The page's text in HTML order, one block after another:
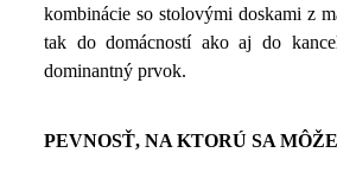
kombinácie so stolovými doskami z
tak do domácností ako aj do
dominantný prvok.
PEVNOSŤ, NA KTORÚ SA